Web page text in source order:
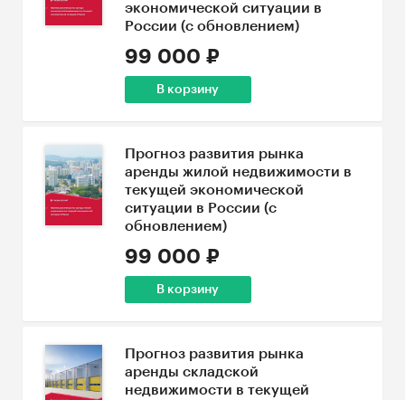
экономической ситуации в
России (с обновлением)
99 000 ₽
В корзину
Прогноз развития рынка
аренды жилой недвижимости в
текущей экономической
ситуации в России (с
обновлением)
99 000 ₽
В корзину
Прогноз развития рынка
аренды складской
недвижимости в текущей